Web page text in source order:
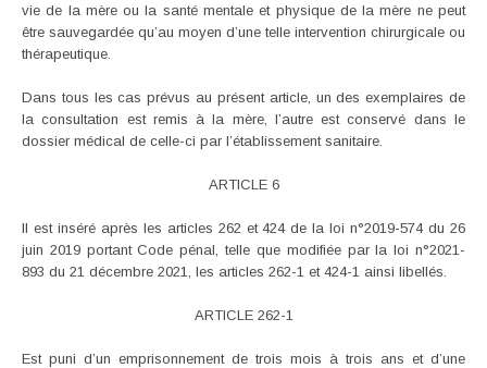
vie de la mère ou la santé mentale et physique de la mère ne peut
être sauvegardée qu’au moyen d’une telle intervention chirurgicale ou
thérapeutique.
Dans tous les cas prévus au présent article, un des exemplaires de
la consultation est remis à la mère, l’autre est conservé dans le
dossier médical de celle-ci par l’établissement sanitaire.
ARTICLE 6
Il est inséré après les articles 262 et 424 de la loi n°2019-574 du 26
juin 2019 portant Code pénal, telle que modifiée par la loi n°2021-
893 du 21 décembre 2021, les articles 262-1 et 424-1 ainsi libellés.
ARTICLE 262-1
Est puni d’un emprisonnement de trois mois à trois ans et d’une